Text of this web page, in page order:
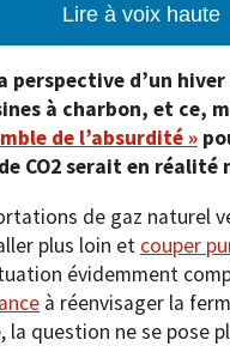
Lire à voix haute
perspective d’un
à charbon, et ce,
de l’absurdité »
CO2 serait en réalité
de gaz naturel
plus loin et couper
évidemment
à réenvisager la
question ne se pose